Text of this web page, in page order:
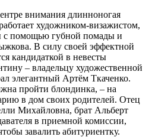
внимания длинноногая
художником-визажистом,
с помощью губной помады и
В силу своей эффектной
кандидаткой в невесты
– владельцу художественной
элегантный Артём Ткаченко.
пройти блондинка, – на
в дом своих родителей. Отец
Михайловна, брат Альберт
в приемной комиссии,
завалить абитуриентку.